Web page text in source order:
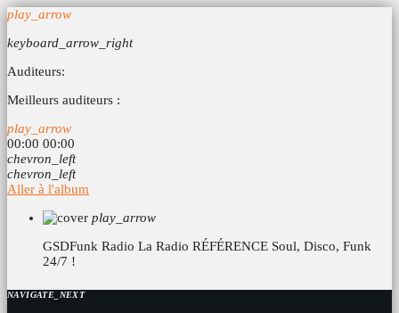
play_arrow
keyboard_arrow_right
Auditeurs:
Meilleurs auditeurs :
play_arrow
00:00 00:00
chevron_left
chevron_left
Aller à l'album
play_arrow
GSDFunk Radio La Radio RÉFÉRENCE Soul, Disco, Funk
24/7 !
NAVIGATE_NEXT